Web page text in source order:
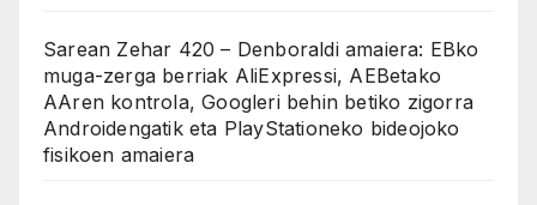
Sarean Zehar 420 – Denboraldi amaiera: EBko
muga-zerga berriak AliExpressi, AEBetako
AAren kontrola, Googleri behin betiko zigorra
Androidengatik eta PlayStationeko bideojoko
fisikoen amaiera